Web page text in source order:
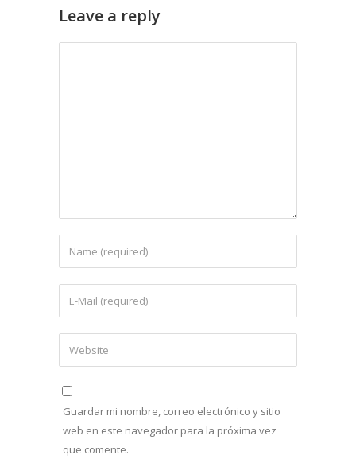
Leave a reply
Guardar mi nombre, correo electrónico y sitio
web en este navegador para la próxima vez
que comente.